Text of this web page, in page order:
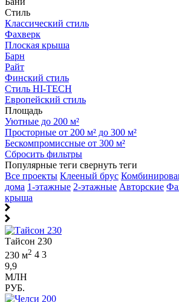
Стиль
Классический стиль
Фахверк
Плоская крыша
Барн
Райт
Финский стиль
Стиль HI-TECH
Европейский стиль
Площадь
Уютные до 200 м²
Просторные от 200 м² до 300 м²
Бескомпромиссные от 300 м²
Сбросить фильтры
Популярные теги свернуть теги
Все проекты Клееный брус
дома 1-этажные 2-этажные Авторские
крыша
Тайсон 230
230 м2 4 3
9,9
МЛН
РУБ.